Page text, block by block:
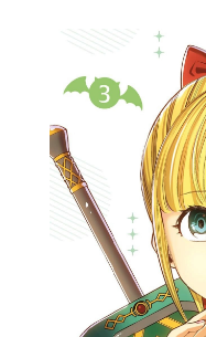
03/3/BAMB.DOKI
DOKI/BAMBOO/LORD
OF
THE
FANS